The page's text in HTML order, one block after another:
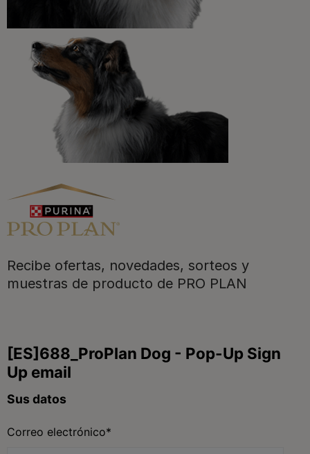
Registrarme ahora
Recibe ofertas, novedades, sorteos y
muestras de producto de PRO PLAN
Purina
Para nuestros socios
facebook